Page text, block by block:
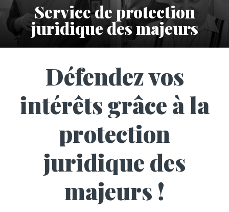
Service de protection
juridique des majeurs
Défendez vos
intérêts grâce à la
protection
juridique des
majeurs !